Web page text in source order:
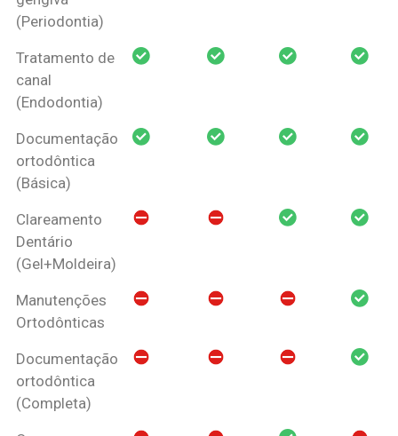
(Periodontia)
Tratamento de
canal
(Endodontia)
Documentação
ortodôntica
(Básica)
Clareamento
Dentário
(Gel+Moldeira)
Manutenções
Ortodônticas
Documentação
ortodôntica
(Completa)